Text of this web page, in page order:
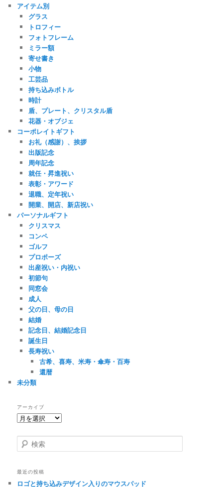
アイテム別
グラス
トロフィー
フォトフレーム
ミラー額
寄せ書き
小物
工芸品
持ち込みボトル
時計
盾、プレート、クリスタル盾
花器・オブジェ
コーポレイトギフト
お礼（感謝）、挨拶
出版記念
周年記念
就任・昇進祝い
表彰・アワード
退職、定年祝い
開業、開店、新店祝い
パーソナルギフト
クリスマス
コンペ
ゴルフ
プロポーズ
出産祝い・内祝い
初節句
同窓会
成人
父の日、母の日
結婚
記念日、結婚記念日
誕生日
長寿祝い
古希、喜寿、米寿・傘寿・百寿
還暦
未分類
アーカイブ
ア
カ
イ
検
索
最近の投稿
ロゴと持ち込みデザイン入りのマウスパッド